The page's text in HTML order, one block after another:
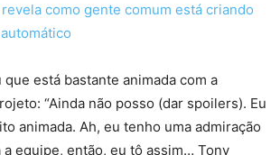
como gente comum está criando
está bastante animada com a
“Ainda não posso (dar spoilers). Eu
animada. Ah, eu tenho uma admiração
equipe, então, eu tô assim… Tony